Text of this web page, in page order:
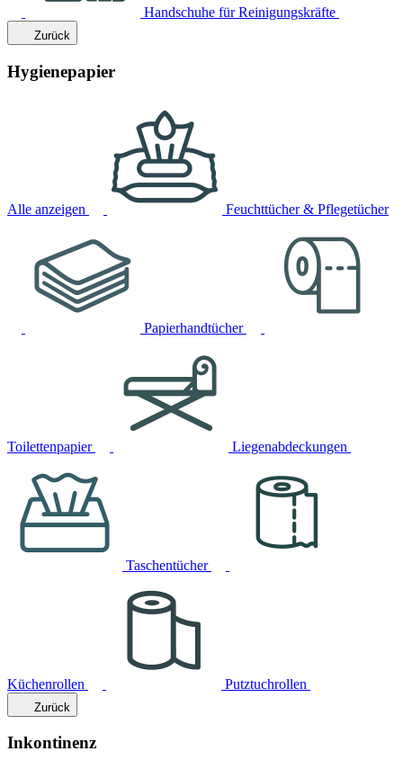
Handschuhe für Reinigungskräfte
Zurück
Hygienepapier
Alle anzeigen Feuchttücher & Pflegetücher
Papierhandtücher
Toilettenpapier Liegenabdeckungen
Taschentücher
Küchenrollen Putztuchrollen
Zurück
Inkontinenz